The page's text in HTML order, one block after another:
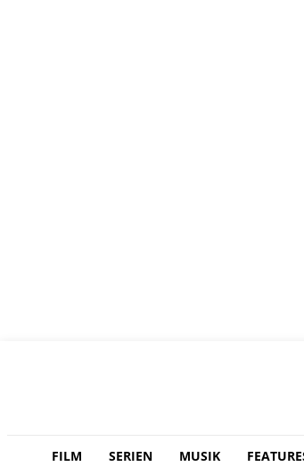
FILM SERIEN MUSIK